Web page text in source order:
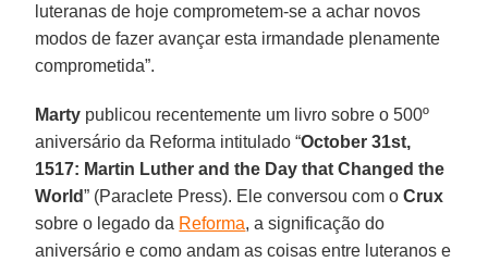
luteranas de hoje comprometem-se a achar novos
modos de fazer avançar esta irmandade plenamente
comprometida”.
Marty publicou recentemente um livro sobre o 500º
aniversário da Reforma intitulado “October 31st,
1517: Martin Luther and the Day that Changed the
World” (Paraclete Press). Ele conversou com oCrux
sobre o legado da Reforma, a significação do
aniversário e como andam as coisas entre luteranos e